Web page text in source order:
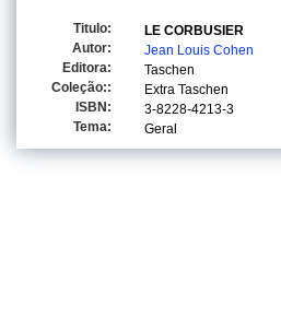
Titulo:
LE CORBUSIER
Autor:
Jean Louis Cohen
Editora:
Taschen
Coleção::
Extra Taschen
ISBN:
3-8228-4213-3
Tema:
Geral